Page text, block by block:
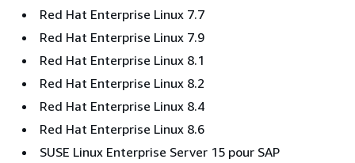
Red Hat Enterprise Linux 7.7
Red Hat Enterprise Linux 7.9
Red Hat Enterprise Linux 8.1
Red Hat Enterprise Linux 8.2
Red Hat Enterprise Linux 8.4
Red Hat Enterprise Linux 8.6
SUSE Linux Enterprise Server 15 pour SAP